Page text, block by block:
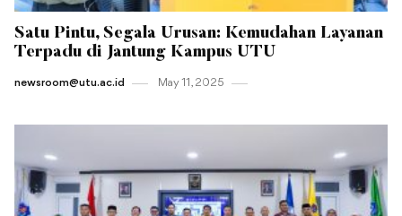
Satu Pintu, Segala Urusan: Kemudahan Layanan
Terpadu di Jantung Kampus UTU
newsroom@utu.ac.id May 11 , 2025